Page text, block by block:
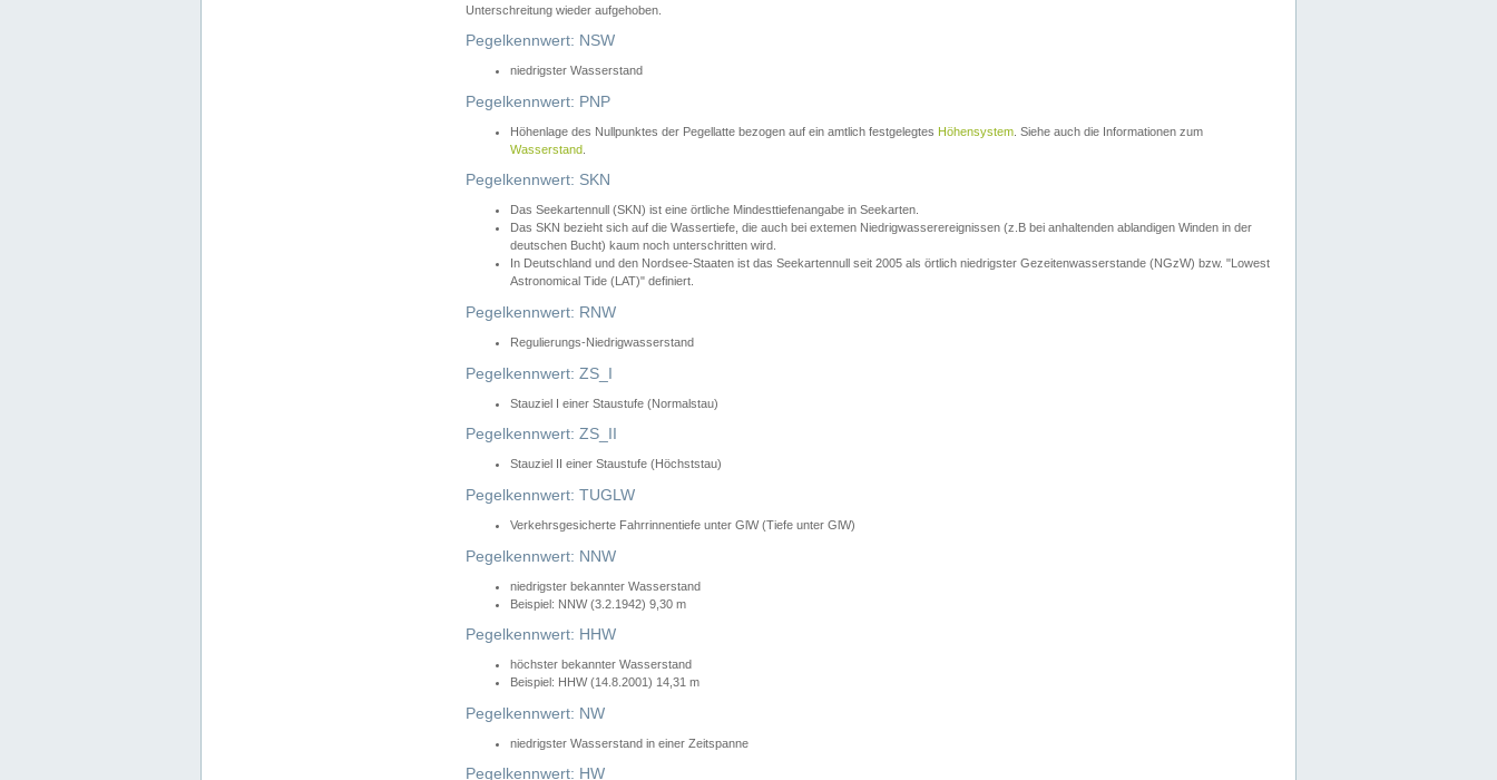
Unterschreitung wieder aufgehoben.
Pegelkennwert: NSW
niedrigster Wasserstand
Pegelkennwert: PNP
Höhenlage des Nullpunktes der Pegellatte bezogen auf ein amtlich festgelegtes Höhensystem . Siehe auch die Informationen zum
Wasserstand
Pegelkennwert: SKN
Das Seekartennull (SKN) ist eine örtliche Mindesttiefenangabe in Seekarten.
Das SKN bezieht sich auf die Wassertiefe, die auch bei extemen Niedrigwasserereignissen (z.B bei anhaltenden ablandigen Winden in der
deutschen Bucht) kaum noch unterschritten wird.
In Deutschland und den Nordsee-Staaten ist das Seekartennull seit 2005 als örtlich niedrigster Gezeitenwasserstande (NGzW) bzw. "Lowest
Astronomical Tide (LAT)" definiert.
Pegelkennwert: RNW
Regulierungs-Niedrigwasserstand
Pegelkennwert: ZS_I
Stauziel I einer Staustufe (Normalstau)
Pegelkennwert: ZS_II
Stauziel II einer Staustufe (Höchststau)
Pegelkennwert: TUGLW
Verkehrsgesicherte Fahrrinnentiefe unter GlW (Tiefe unter GlW)
Pegelkennwert: NNW
niedrigster bekannter Wasserstand
Beispiel: NNW (3.2.1942) 9,30 m
Pegelkennwert: HHW
höchster bekannter Wasserstand
Beispiel: HHW (14.8.2001) 14,31 m
Pegelkennwert: NW
niedrigster Wasserstand in einer Zeitspanne
Pegelkennwert: HW